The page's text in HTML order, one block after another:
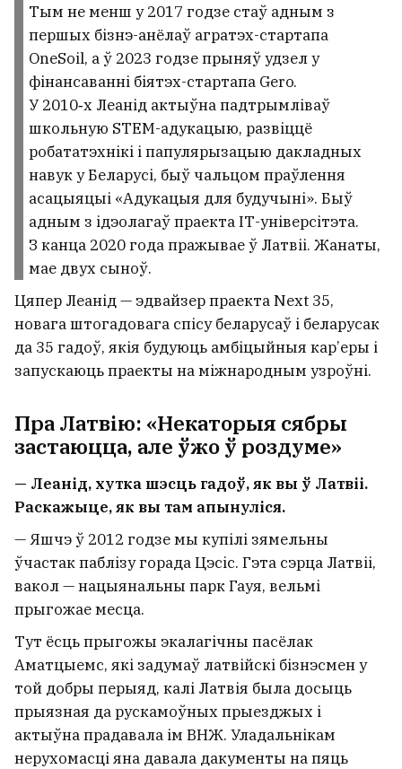
Тым не менш у 2017 годзе стаў адным з
першых бізнэ-анёлаў агратэх-стартапа
OneSoil, а ў 2023 годзе прыняў удзел у
фінансаванні біятэх-стартапа Gero.
У 2010‑х Леанід актыўна падтрымліваў
школьную STEM-адукацыю, развіццё
робататэхнікі і папулярызацыю дакладных
навук у Беларусі, быў чальцом праўлення
асацыяцыі «Адукацыя для будучыні». Быў
адным з ідэолагаў праекта ІТ-універсітэта.
З канца 2020 года пражывае ў Латвіі. Жанаты,
мае двух сыноў.
Цяпер Леанід — эдвайзер праекта Next 35,
новага штогадовага спісу беларусаў і беларусак
да 35 гадоў, якія будуюць амбіцыйныя кар’еры і
запускаюць праекты на міжнародным узроўні.
Пра Латвію: «Некаторыя сябры
застаюцца, але ўжо ў роздуме»
— Леанід, хутка шэсць гадоў, як вы ў Латвіі.
Раскажыце, як вы там апынуліся.
— Яшчэ ў 2012 годзе мы купілі зямельны
ўчастак паблізу горада Цэсіс. Гэта сэрца Латвіі,
вакол — нацыянальны парк Гауя, вельмі
прыгожае месца.
Тут ёсць прыгожы экалагічны пасёлак
Аматцыемс, які задумаў латвійскі бізнэсмен у
той добры перыяд, калі Латвія была досыць
прыязная да рускамоўных прыезджых і
актыўна прадавала ім ВНЖ. Уладальнікам
нерухомасці яна давала дакументы на пяць